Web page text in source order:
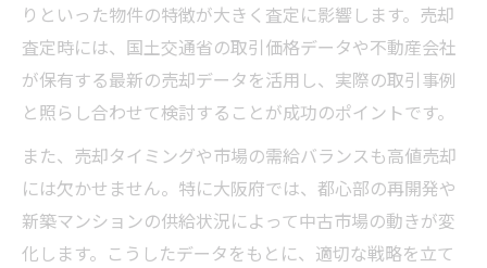
りといった物件の特徴が大きく査定に影響します。売却
査定時には、国土交通省の取引価格データや不動産会社
が保有する最新の売却データを活用し、実際の取引事例
と照らし合わせて検討することが成功のポイントです。
また、売却タイミングや市場の需給バランスも高値売却
には欠かせません。特に大阪府では、都心部の再開発や
新築マンションの供給状況によって中古市場の動きが変
化します。こうしたデータをもとに、適切な戦略を立て